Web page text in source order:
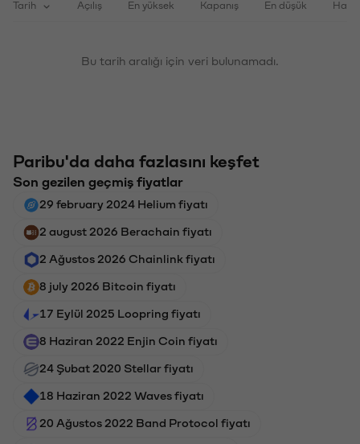
Tarih Açılış En yüksek Kapanış En düşük
Bu tarih aralığı için veri bulunamadı.
Paribu'da daha fazlasını keşfet
Son gezilen geçmiş fiyatlar
29 february 2024 Helium fiyatı
2 august 2026 Berachain fiyatı
2 Ağustos 2026 Chainlink fiyatı
8 july 2026 Bitcoin fiyatı
17 Eylül 2025 Loopring fiyatı
8 Haziran 2022 Enjin Coin fiyatı
24 Şubat 2020 Stellar fiyatı
18 Haziran 2022 Waves fiyatı
20 Ağustos 2022 Band Protocol fiyatı